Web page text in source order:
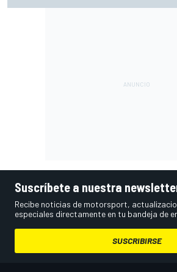
Suscríbete a nuestra
Recibe noticias de motorsport,
especiales directamente en tu bandeja de
SUSCRIBIRSE